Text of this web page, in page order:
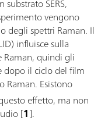
vengono
degli spettri Raman. Il
influisce sulla
Raman, quindi gli
dopo il ciclo del film
Raman. Esistono
effetto, ma non
[1].